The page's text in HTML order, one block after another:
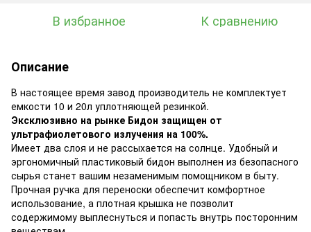
В избранное К сравнению
Описание
В настоящее время завод производитель не комплектует
емкости 10 и 20л уплотняющей резинкой.
Эксклюзивно на рынке Бидон защищен от
ультрафиолетового излучения на 100%.
Имеет два слоя и не рассыхается на солнце. Удобный и
эргономичный пластиковый бидон выполнен из безопасного
сырья станет вашим незаменимым помощником в быту.
Прочная ручка для переноски обеспечит комфортное
использование, а плотная крышка не позволит
содержимому выплеснуться и попасть внутрь посторонним